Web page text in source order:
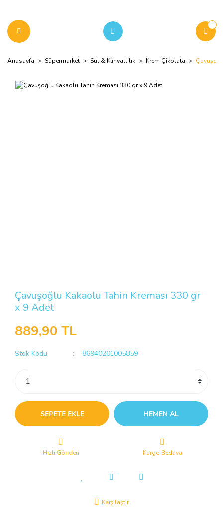
Anasayfa Süpermarket Süt & Kahvaltılık Krem Çikolata
Çavuşoğlu Kakaolu Tahin Kreması 330 gr
x 9 Adet
889,90 TL
Stok Kodu 86940201005859
SEPETE EKLE HEMEN AL
Hızlı Gönderi Kargo Bedava
Karşılaştır